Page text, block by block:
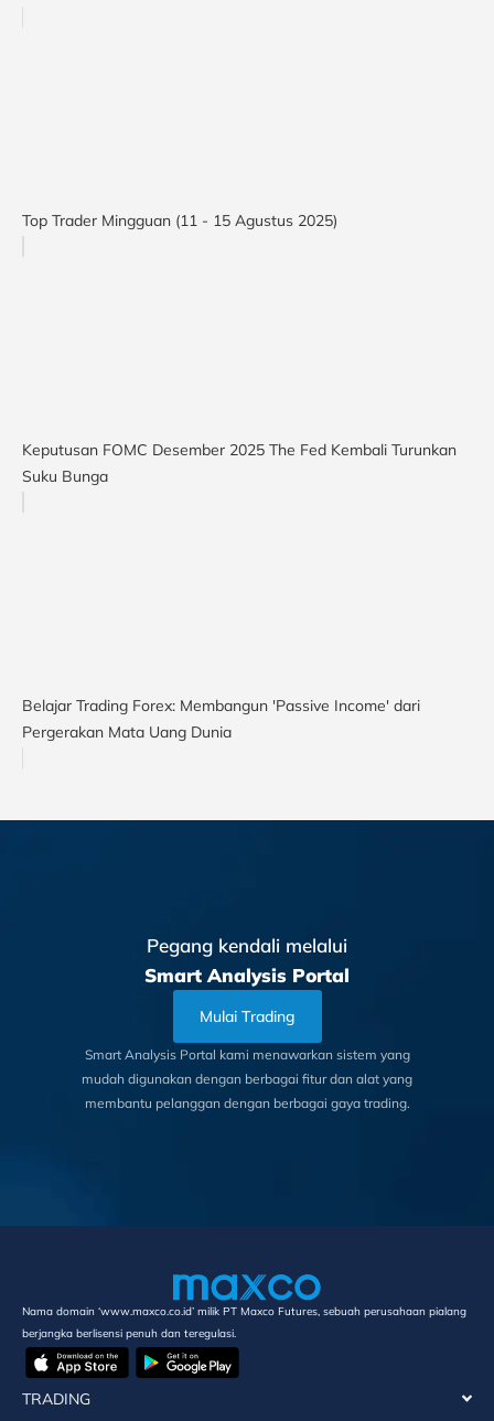
Top Trader Mingguan (11 - 15 Agustus 2025)
Keputusan FOMC Desember 2025 The Fed Kembali Turunkan
Suku Bunga
Belajar Trading Forex: Membangun 'Passive Income' dari
Pergerakan Mata Uang Dunia
Pegang kendali melalui
Smart Analysis Portal
Mulai Trading
Smart Analysis Portal kami menawarkan sistem yang
mudah digunakan dengan berbagai fitur dan alat yang
membantu pelanggan dengan berbagai gaya trading.
Nama domain ‘www.maxco.co.id’ milik PT Maxco Futures, sebuah perusahaan pialang
berjangka berlisensi penuh dan teregulasi.
TRADING